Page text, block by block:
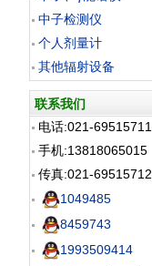
中子检测仪
个人剂量计
其他辐射设备
联系我们
电话:021-69515711
手机:13818065015
传真:021-69515712
1049485
8459743
1993509414